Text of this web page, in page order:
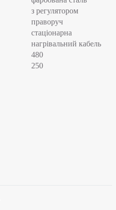
з регулятором
праворуч
стаціонарна
нагрівальний кабель
480
250